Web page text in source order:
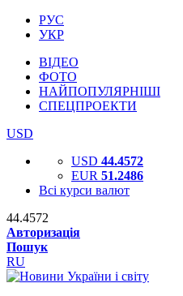
РУС
УКР
ВІДЕО
ФОТО
НАЙПОПУЛЯРНІШІ
СПЕЦПРОЕКТИ
USD
USD 44.4572
EUR 51.2486
Всі курси валют
44.4572
Авторизація
Пошук
RU